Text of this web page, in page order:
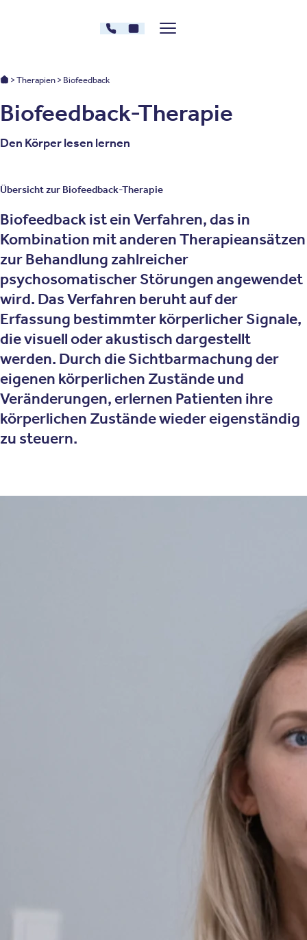
030 - 26478607
Kontakt
Menü zeigen/verstecken
Oberberg Kliniken: Startseite
Therapien Biofeedback
Biofeedback-Therapie
Den Körper lesen lernen
Übersicht zur Biofeedback-Therapie
Biofeedback ist ein Verfahren, das in
Kombination mit anderen Therapieansätzen
zur Behandlung zahlreicher
psychosomatischer Störungen angewendet
wird. Das Verfahren beruht auf der
Erfassung bestimmter körperlicher Signale,
die visuell oder akustisch dargestellt
werden. Durch die Sichtbarmachung der
eigenen körperlichen Zustände und
Veränderungen, erlernen Patienten ihre
körperlichen Zustände wieder eigenständig
zu steuern.
Patienten werden über elektronische Sensoren mit einem
Computerprogramm verbunden. Dies kann mittels Verkabelung
oder per Bluetooth erfolgen. Es dient der Messung der
physischen Parameter eines spezifischen Körperteils.
Über die Ausprägung der Parameter erhalten Patienten eine
Rückmeldung vom Computerprogramm. Die Rückmeldung kann
visuell über einen Bildschirm oder durch Töne vermittelt
werden. Signale sind an Veränderungen im Körper gebunden.
Die Signale zeigen, wie sich Körperparameter bei bewusster
Beeinflussung entwickeln. Veränderungen werden durch
Anstieg oder Abnahme der Frequenz akustischer Signale oder
einen Wandel der Farbe der visuellen Anzeige abgebildet.
Patienten erhalten sofortiges Feedback zu Aktionen wie